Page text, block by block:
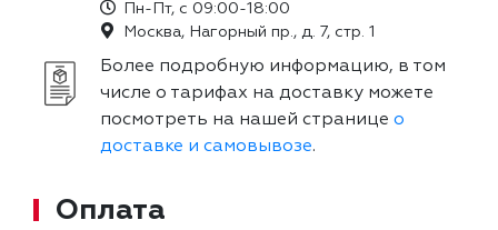
Пн-Пт, с 09:00-18:00
Москва, Нагорный пр., д. 7, стр. 1
Более подробную информацию, в том
числе о тарифах на доставку можете
посмотреть на нашей странице о
доставке и самовывозе.
Оплата